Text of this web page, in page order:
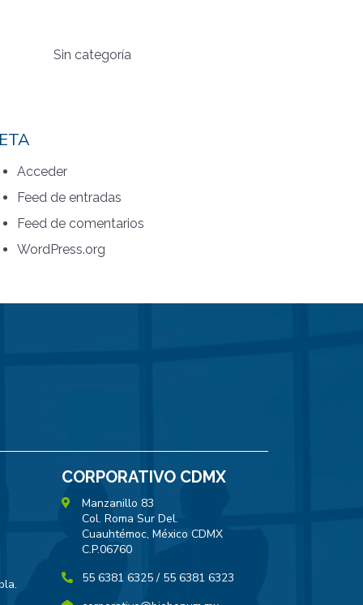
Sin categoría
Acceder
Feed de entradas
Feed de comentarios
WordPress.org
CORPORATIVO CDMX
Manzanillo 83
Col. Roma Sur Del.
Cuauhtémoc, México CDMX
C.P.06760
55 6381 6325 / 55 6381 6323